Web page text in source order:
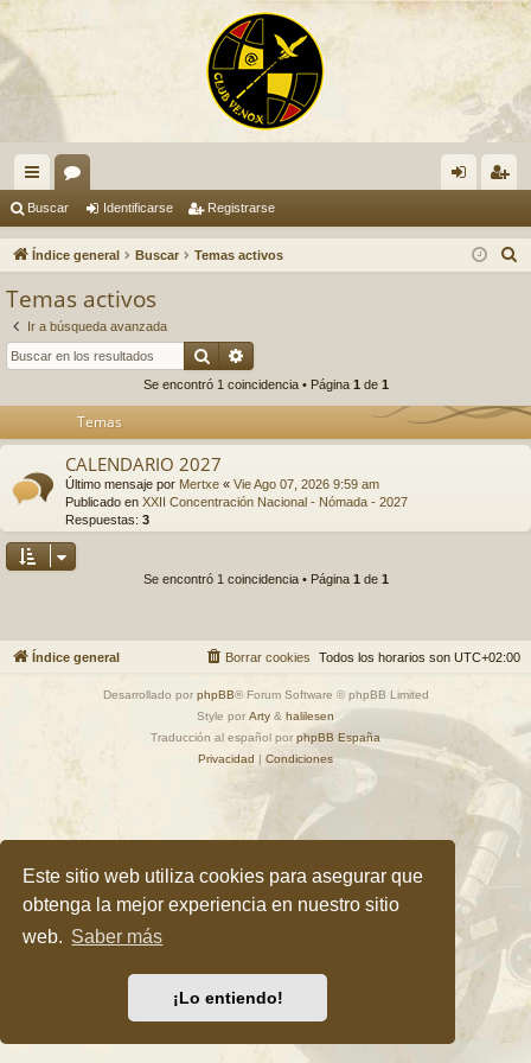
Este sitio web utiliza cookies para asegurar que
obtenga la mejor experiencia en nuestro sitio
web. Saber más
¡Lo entiendo!
nl
ac
pi
or
os nti ist
Buscar Identificarse Registrarse
Índice general Buscar Temas activos
Temas activos
Ir a búsqueda avanzada
Buscar
Se encontró 1 coincidencia • Página 1 de 1
Temas
CALENDARIO 2027
Último mensaje por Mertxe « Vie Ago 07, 2026 9:59 am
Publicado en XXII Concentración Nacional - Nómada - 2027
Respuestas: 3
Se encontró 1 coincidencia • Página 1 de 1
Índice general Todos los horarios son UTC+02:00
Borrar cookies
Desarrollado por phpBB® Forum Software © phpBB Limited
Style por Arty & halilesen
Traducción al español por phpBB España
Privacidad | Condiciones